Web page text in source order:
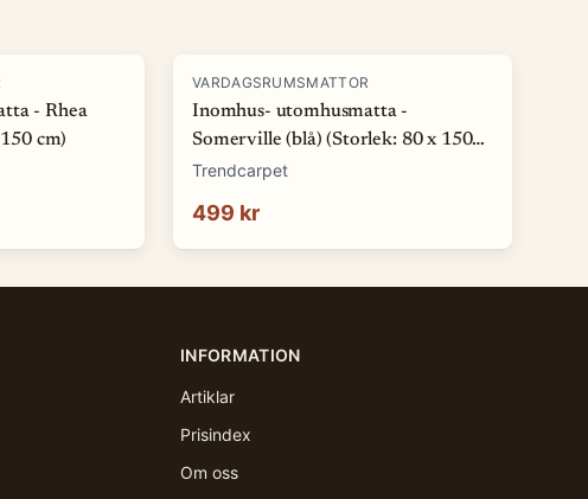
- Rhea
cm)
VARDAGSRUMSMATTOR
Inomhus- utomhusmatta -
Somerville (blå) (Storlek: 80 x 150
cm)
Trendcarpet
499 kr
INFORMATION
Artiklar
Prisindex
Om oss